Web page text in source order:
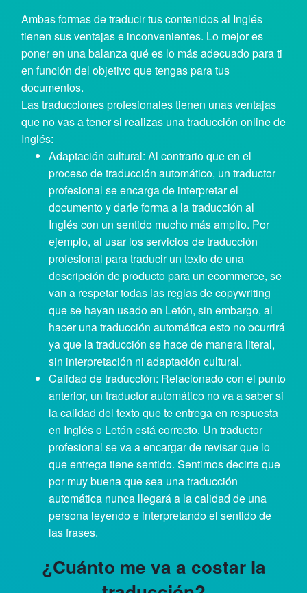
Ambas formas de traducir tus contenidos al Inglés
tienen sus ventajas e inconvenientes. Lo mejor es
poner en una balanza qué es lo más adecuado para ti
en función del objetivo que tengas para tus
documentos.
Las traducciones profesionales tienen unas ventajas
que no vas a tener si realizas una traducción online de
Inglés:
Adaptación cultural: Al contrario que en el
proceso de traducción automático, un traductor
profesional se encarga de interpretar el
documento y darle forma a la traducción al
Inglés con un sentido mucho más amplio. Por
ejemplo, al usar los servicios de traducción
profesional para traducir un texto de una
descripción de producto para un ecommerce, se
van a respetar todas las reglas de copywriting
que se hayan usado en Letón, sin embargo, al
hacer una traducción automática esto no ocurrirá
ya que la traducción se hace de manera literal,
sin interpretación ni adaptación cultural.
Calidad de traducción: Relacionado con el punto
anterior, un traductor automático no va a saber si
la calidad del texto que te entrega en respuesta
en Inglés o Letón está correcto. Un traductor
profesional se va a encargar de revisar que lo
que entrega tiene sentido. Sentimos decirte que
por muy buena que sea una traducción
automática nunca llegará a la calidad de una
persona leyendo e interpretando el sentido de
las frases.
¿Cuánto me va a costar la